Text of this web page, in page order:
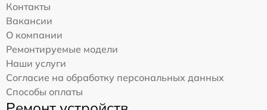
Контакты
Вакансии
О компании
Ремонтируемые модели
Наши услуги
Согласие на обработку персональных данных
Способы оплаты